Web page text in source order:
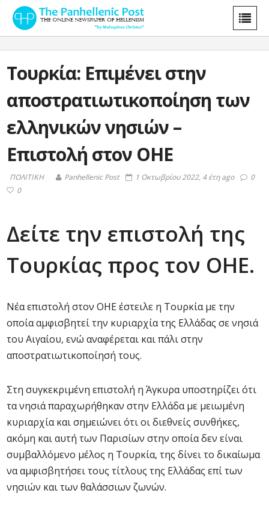
Τουρκία: Επιμένει στην
αποστρατιωτικοποίηση των
ελληνικών νησιών –
Επιστολή στον ΟΗΕ
ΠΟΛΙΤΙΚΗ Panhellenic Post 1 Οκτωβρίου 2022, 4 έτη ago
0
0
Δείτε την επιστολή της
Τουρκίας προς τον ΟΗΕ.
Νέα επιστολή στον ΟΗΕ έστειλε η Τουρκία με την
οποία αμφισβητεί την κυριαρχία της Ελλάδας σε νησιά
του Αιγαίου, ενώ αναφέρεται και πάλι στην
αποστρατιωτικοποίησή τους.
Στη συγκεκριμένη επιστολή η Άγκυρα υποστηρίζει ότι
τα νησιά παραχωρήθηκαν στην Ελλάδα με μειωμένη
κυριαρχία και σημειώνει ότι οι διεθνείς συνθήκες,
ακόμη και αυτή των Παρισίων στην οποία δεν είναι
συμβαλλόμενο μέλος η Τουρκία, της δίνει το δικαίωμα
να αμφισβητήσει τους τίτλους της Ελλάδας επί των
νησιών και των θαλάσσιων ζωνών.